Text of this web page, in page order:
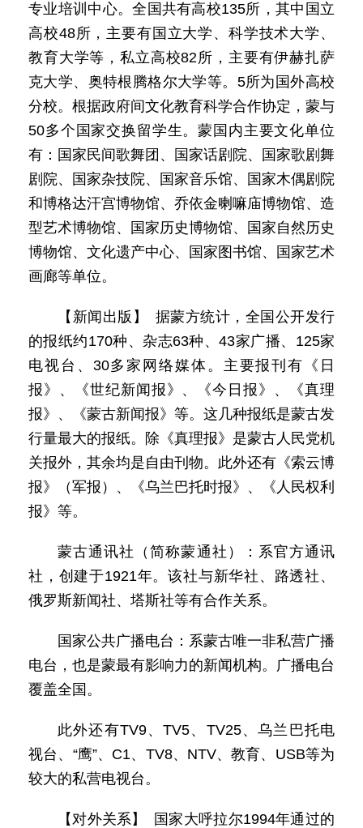
专业培训中心。全国共有高校135所，其中国立
高校48所，主要有国立大学、科学技术大学、
教育大学等，私立高校82所，主要有伊赫扎萨
克大学、奥特根腾格尔大学等。5所为国外高校
分校。根据政府间文化教育科学合作协定，蒙与
50多个国家交换留学生。蒙国内主要文化单位
有：国家民间歌舞团、国家话剧院、国家歌剧舞
剧院、国家杂技院、国家音乐馆、国家木偶剧院
和博格达汗宫博物馆、乔依金喇嘛庙博物馆、造
型艺术博物馆、国家历史博物馆、国家自然历史
博物馆、文化遗产中心、国家图书馆、国家艺术
画廊等单位。
【新闻出版】 据蒙方统计，全国公开发行
的报纸约170种、杂志63种、43家广播、125家
电视台、30多家网络媒体。主要报刊有《日
报》、《世纪新闻报》、《今日报》、《真理
报》、《蒙古新闻报》等。这几种报纸是蒙古发
行量最大的报纸。除《真理报》是蒙古人民党机
关报外，其余均是自由刊物。此外还有《索云博
报》（军报）、《乌兰巴托时报》、《人民权利
报》等。
蒙古通讯社（简称蒙通社）：系官方通讯
社，创建于1921年。该社与新华社、路透社、
俄罗斯新闻社、塔斯社等有合作关系。
国家公共广播电台：系蒙古唯一非私营广播
电台，也是蒙最有影响力的新闻机构。广播电台
覆盖全国。
此外还有TV9、TV5、TV25、乌兰巴托电
视台、“鹰”、C1、TV8、NTV、教育、USB等为
较大的私营电视台。
【对外关系】 国家大呼拉尔1994年通过的